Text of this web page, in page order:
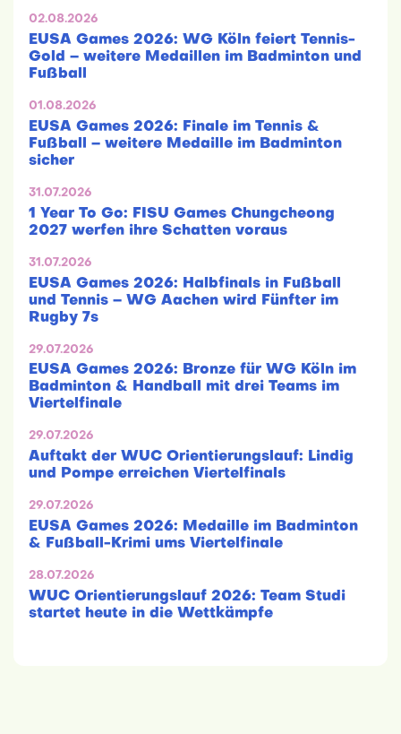
02.08.2026
EUSA Games 2026: WG Köln feiert Tennis-
Gold – weitere Medaillen im Badminton und
Fußball
01.08.2026
EUSA Games 2026: Finale im Tennis &
Fußball – weitere Medaille im Badminton
sicher
31.07.2026
1 Year To Go: FISU Games Chungcheong
2027 werfen ihre Schatten voraus
31.07.2026
EUSA Games 2026: Halbfinals in Fußball
und Tennis – WG Aachen wird Fünfter im
Rugby 7s
29.07.2026
EUSA Games 2026: Bronze für WG Köln im
Badminton & Handball mit drei Teams im
Viertelfinale
29.07.2026
Auftakt der WUC Orientierungslauf: Lindig
und Pompe erreichen Viertelfinals
29.07.2026
EUSA Games 2026: Medaille im Badminton
& Fußball-Krimi ums Viertelfinale
28.07.2026
WUC Orientierungslauf 2026: Team Studi
startet heute in die Wettkämpfe